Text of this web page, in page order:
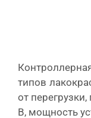
типов
от
В, мощность